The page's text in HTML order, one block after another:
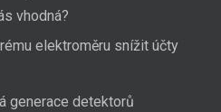
vhodná?
elektroměru snížit účty
generace detektorů